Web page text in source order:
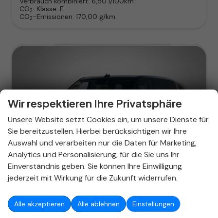
CO2-Klasse: F
CO2-Emissionen: 170,00 g/km
ab 401,– € mtl.
Volkswagen T7 Multivan
Wir respektieren Ihre Privatsphäre
Unsere Website setzt Cookies ein, um unsere Dienste für
Sie bereitzustellen. Hierbei berücksichtigen wir Ihre
Auswahl und verarbeiten nur die Daten für Marketing,
Analytics und Personalisierung, für die Sie uns Ihr
Einverständnis geben. Sie können Ihre Einwilligung
jederzeit mit Wirkung für die Zukunft widerrufen.
Alle akzeptieren Alle ablehnen Einstellungen